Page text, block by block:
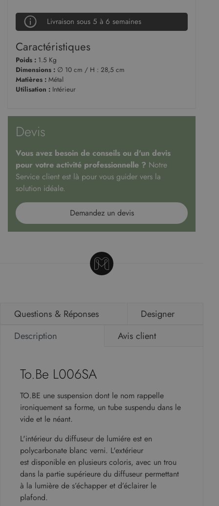
Livraison sous 5 à 6 semaines
Caractéristiques
Poids : 1.5 Kg
Dimensions : ∅ 10 cm / H : 28,5 cm
Matières : Métal
Utilisation : Intérieur
Devis
Vous avez besoin de conseils ou d'un devis
pour votre activité professionnelle ? Notre
Service client est là pour vous guider vers la
solution idéale.
Demandez un devis
Description Avis client
Questions & Réponses Designer
To.Be L006SA
TO.BE une suspension dont le nom rappelle
ironiquement sa forme, un tube suspendu dans le
vide et le néant.
L'intérieur du diffuseur de lumiére est en
polycarbonate blanc verni. L'extérieur
est disponible en plusieurs coloris, avec un trou
dans la partie supérieure du diffuseur permettant
à la lumière de s’échapper et d’éclairer le
plafond.